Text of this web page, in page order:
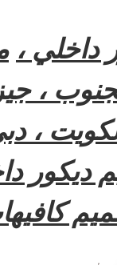
داخلي ،
،
، دبي
ديكور